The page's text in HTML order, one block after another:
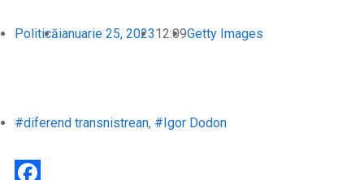
Politicăianuarie 25, 202312:09Getty Images
#diferend transnistrean, #Igor Dodon